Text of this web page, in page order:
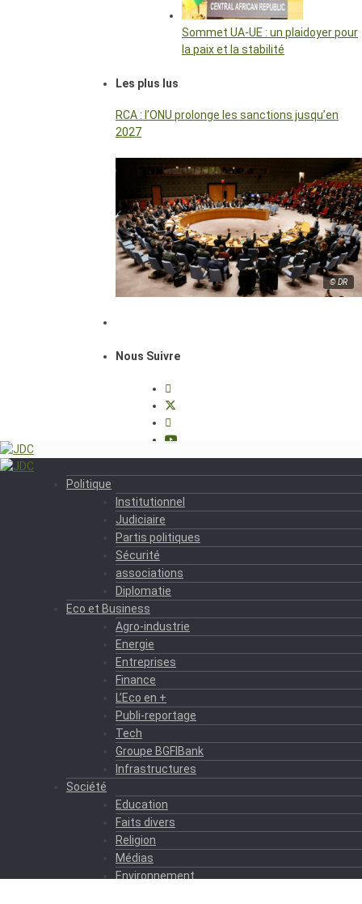
Sommet UA-UE : un plaidoyer pour
la paix et la stabilité
Les plus lus
RCA : l’ONU prolonge les sanctions jusqu’en
2027
© DR
Nous Suivre
Politique
Institutionnel
Judiciaire
Partis politiques
Sécurité
associations
Diplomatie
Eco et Business
Agro-industrie
Energie
Entreprises
Finance
L’Eco en +
Publi-reportage
Tech
Groupe BGFIBank
Infrastructures
Société
Education
Faits divers
Religion
Médias
Environnement